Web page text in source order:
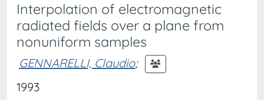
Interpolation of electromagnetic
radiated fields over a plane from
nonuniform samples
GENNARELLI, Claudio;
1993